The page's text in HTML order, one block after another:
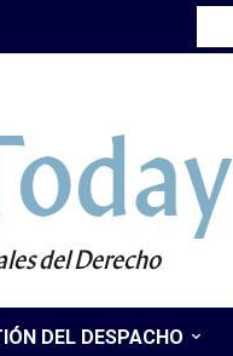
del Derecho
DEL DESPACHO